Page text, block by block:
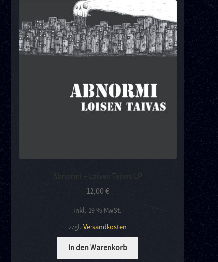
Links
Abnormi – Loisen Taivas LP
12,00€
inkl. 19 % MwSt.
zzgl.Versandkosten
In den Warenkorb